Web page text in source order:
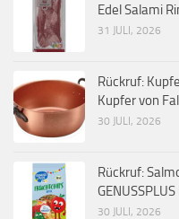
Edel Salami
31 JULI, 2026
Rückruf:
Kupfer von
30 JULI, 2026
Rückruf:
30 JULI, 2026